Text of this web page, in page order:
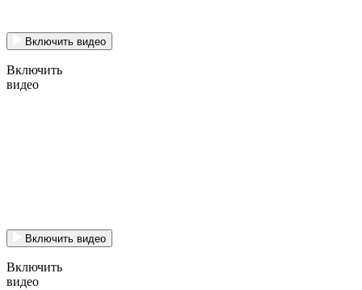
Включить видео
Включить
видео
Включить видео
Включить
видео